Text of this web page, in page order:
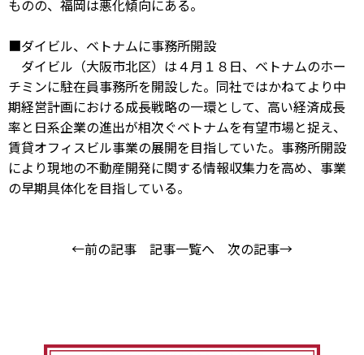
ものの、福岡は悪化傾向にある。
■ダイビル、ベトナムに事務所開設
ダイビル（大阪市北区）は４月１８日、ベトナムのホー
チミンに駐在員事務所を開設した。同社ではかねてより中
期経営計画における成長戦略の一環として、高い経済成長
率と日系企業の進出が相次ぐベトナムを有望市場と捉え、
賃貸オフィスビル事業の展開を目指していた。事務所開設
により現地の不動産開発に関する情報収集力を高め、事業
の早期具体化を目指している。
←前の記事 記事一覧へ 次の記事→